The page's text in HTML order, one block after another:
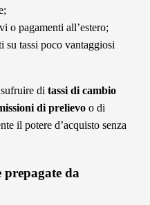
o pagamenti all’estero;
su tassi poco vantaggiosi
di tassi di cambio
di prelievo o di
il potere d’acquisto senza
da